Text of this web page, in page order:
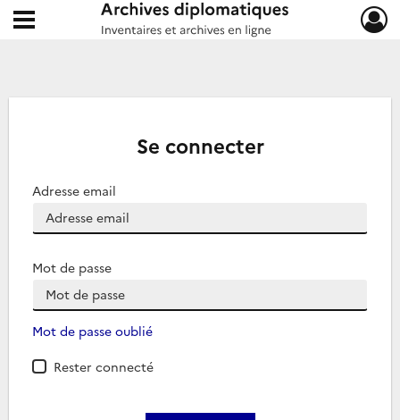
Archives diplomatiques
Ouvrir le menu déroulant
Se connecter
Adresse email
Mot de passe
Mot de passe oublié
Rester connecté